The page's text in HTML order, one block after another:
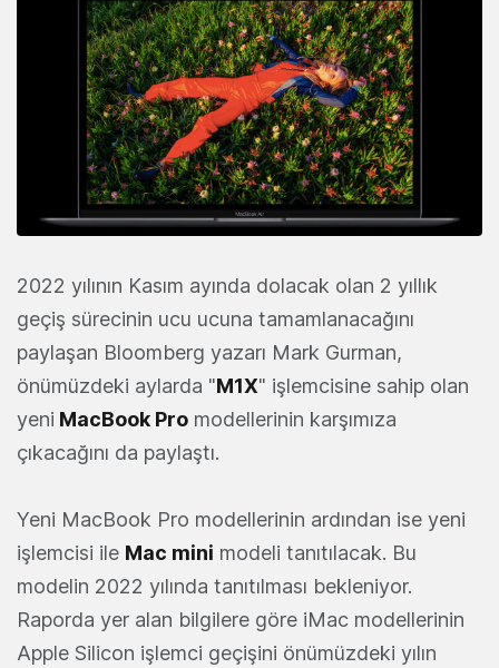
2022 yılının Kasım ayında dolacak olan 2 yıllık
geçiş sürecinin ucu ucuna tamamlanacağını
paylaşan Bloomberg yazarı Mark Gurman,
önümüzdeki aylarda "M1X" işlemcisine sahip olan
yeni MacBook Pro modellerinin karşımıza
çıkacağını da paylaştı.
Yeni MacBook Pro modellerinin ardından ise yeni
işlemcisi ile Mac mini modeli tanıtılacak. Bu
modelin 2022 yılında tanıtılması bekleniyor.
Raporda yer alan bilgilere göre iMac modellerinin
Apple Silicon işlemci geçişini önümüzdeki yılın